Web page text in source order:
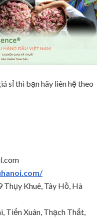
sỉ thì bạn hãy liên hệ theo
Thụy Khuê, Tây Hồ, Hà
Tiến Xuân, Thạch Thất,